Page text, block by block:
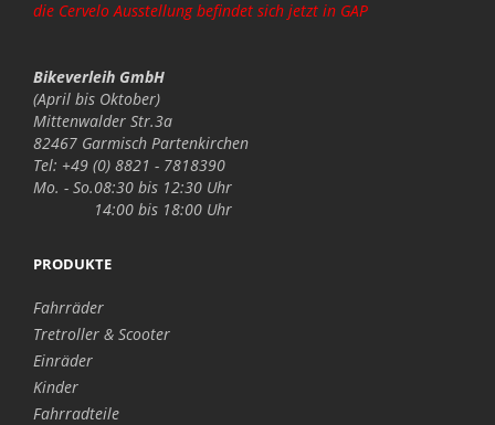
die Cervelo Ausstellung befindet sich jetzt in GAP
Bikeverleih GmbH
(April bis Oktober)
Mittenwalder Str.3a
82467 Garmisch Partenkirchen
Tel: +49 (0) 8821 - 7818390
Mo. - So.08:30 bis 12:30 Uhr
14:00 bis 18:00 Uhr
PRODUKTE
Fahrräder
Tretroller & Scooter
Einräder
Kinder
Fahrradteile